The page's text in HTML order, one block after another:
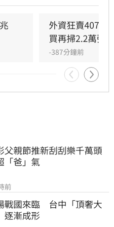
元。根據玩股網統
十大個股，除華南金
第一金等，顯示國家隊
人，股市波動頻繁，投
並自行承擔投資結果。
外資狂賣407億
買再掃2.2萬張
-387分鐘前
父親節推新刮刮樂千萬頭
「爸」氣
前
戰國來臨　台中「頂奢大
逐漸成形